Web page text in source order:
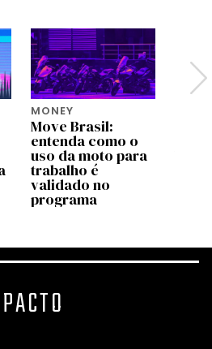
MONEY
Move Brasil:
entenda como o
uso da moto para
trabalho é
validado no
programa